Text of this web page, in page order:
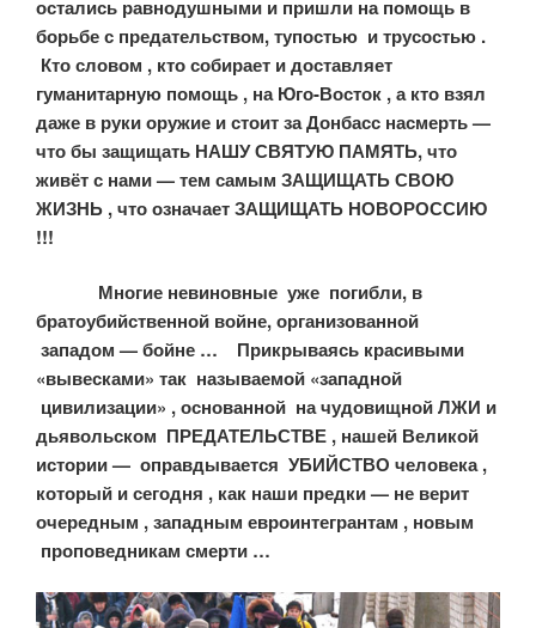
остались равнодушными и пришли на помощь в
борьбе с предательством, тупостью и трусостью .
Кто словом , кто собирает и доставляет
гуманитарную помощь , на Юго-Восток , а кто взял
даже в руки оружие и стоит за Донбасс насмерть —
что бы защищать НАШУ СВЯТУЮ ПАМЯТЬ, что
живёт с нами — тем самым ЗАЩИЩАТЬ СВОЮ
ЖИЗНЬ , что означает ЗАЩИЩАТЬ НОВОРОССИЮ
!!!
Многие невиновные уже погибли, в
братоубийственной войне, организованной
западом — бойне … Прикрываясь красивыми
«вывесками» так называемой «западной
цивилизации» , основанной на чудовищной ЛЖИ и
дьявольском ПРЕДАТЕЛЬСТВЕ , нашей Великой
истории — оправдывается УБИЙСТВО человека ,
который и сегодня , как наши предки — не верит
очередным , западным евроинтегрантам , новым
проповедникам смерти …